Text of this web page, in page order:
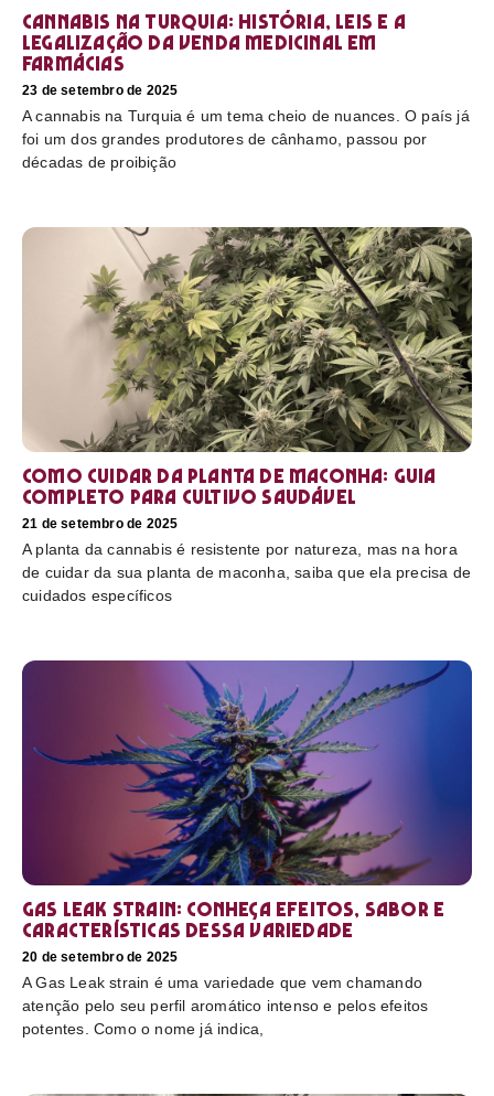
Cannabis na Turquia: história, leis e a
legalização da venda medicinal em
farmácias
23 de setembro de 2025
A cannabis na Turquia é um tema cheio de nuances. O país já
foi um dos grandes produtores de cânhamo, passou por
décadas de proibição
Como cuidar da planta de maconha: guia
completo para cultivo saudável
21 de setembro de 2025
A planta da cannabis é resistente por natureza, mas na hora
de cuidar da sua planta de maconha, saiba que ela precisa de
cuidados específicos
Gas Leak strain: conheça efeitos, sabor e
características dessa variedade
20 de setembro de 2025
A Gas Leak strain é uma variedade que vem chamando
atenção pelo seu perfil aromático intenso e pelos efeitos
potentes. Como o nome já indica,